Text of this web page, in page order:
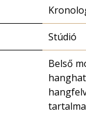
Stúdió
Belső